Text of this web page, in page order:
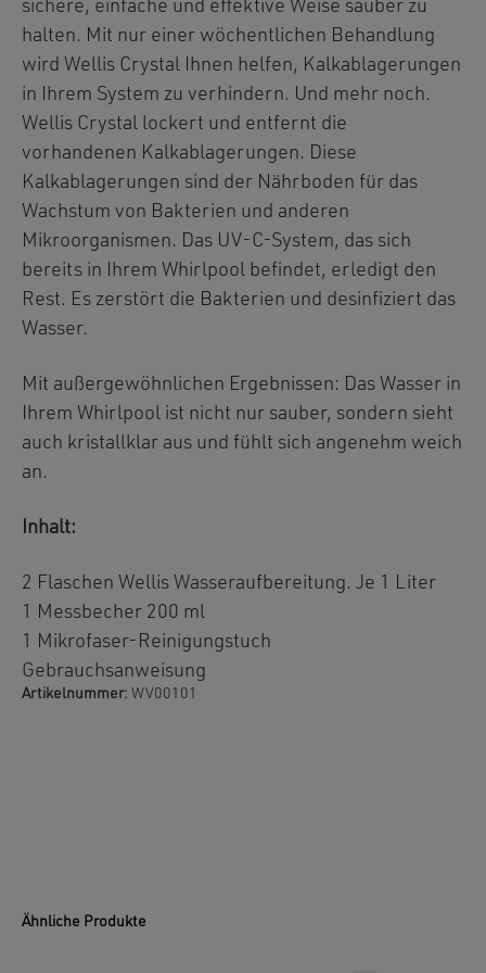
sichere, einfache und effektive Weise sauber zu
halten. Mit nur einer wöchentlichen Behandlung
wird Wellis Crystal Ihnen helfen, Kalkablagerungen
in Ihrem System zu verhindern. Und mehr noch.
Wellis Crystal lockert und entfernt die
vorhandenen Kalkablagerungen. Diese
Kalkablagerungen sind der Nährboden für das
Wachstum von Bakterien und anderen
Mikroorganismen. Das UV-C-System, das sich
bereits in Ihrem Whirlpool befindet, erledigt den
Rest. Es zerstört die Bakterien und desinfiziert das
Wasser.
Mit außergewöhnlichen Ergebnissen: Das Wasser in
Ihrem Whirlpool ist nicht nur sauber, sondern sieht
auch kristallklar aus und fühlt sich angenehm weich
an.
Inhalt:
2 Flaschen Wellis Wasseraufbereitung. Je 1 Liter
1 Messbecher 200 ml
1 Mikrofaser-Reinigungstuch
Gebrauchsanweisung
Artikelnummer: WV00101
Ähnliche Produkte